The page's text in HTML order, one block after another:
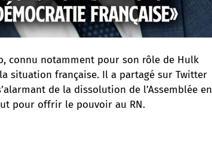
connu notamment pour son rôle de Hulk
situation française. Il a partagé sur Twitter
de la dissolution de l’Assemblée en
pour offrir le pouvoir au RN.